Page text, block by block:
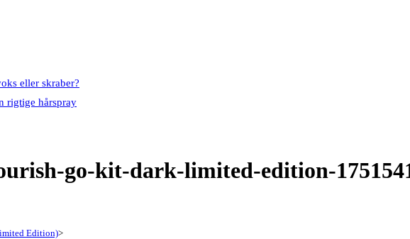
eller skraber?
rigtige hårspray
go-kit-dark-limited-edition-
Edition)>